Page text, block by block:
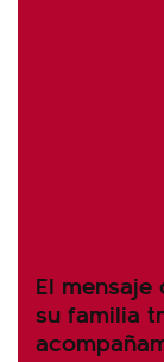
El
su familia